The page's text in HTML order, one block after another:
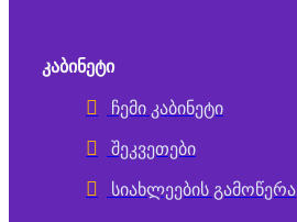
ᲙᲐᲑᲘᲜᲔᲢᲘ
ჩემი კაბინეტი
შეკვეთები
სიახლეების გამოწერა